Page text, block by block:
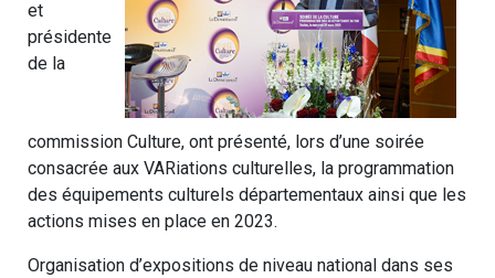
et
présidente
de la
commission Culture, ont présenté, lors d’une soirée
consacrée aux VARiations culturelles, la programmation
des équipements culturels départementaux ainsi que les
actions mises en place en 2023.
Organisation d’expositions de niveau national dans ses